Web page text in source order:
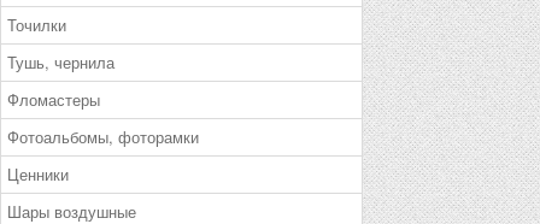
Точилки
Тушь, чернила
Фломастеры
Фотоальбомы, фоторамки
Ценники
Шары воздушные